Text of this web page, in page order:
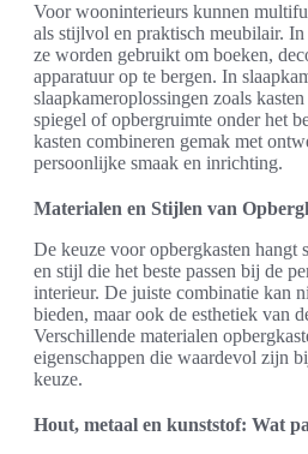
Voor wooninterieurs kunnen
als stijlvol en praktisch meubilair.
ze worden gebruikt om boeken,
apparatuur op te bergen. In
slaapkameroplossingen zoals
spiegel of opbergruimte onder het
kasten combineren gemak met
persoonlijke smaak en inrichting.
Materialen en Stijlen van
De keuze voor opbergkasten hangt
en stijl die het beste passen bij de
interieur. De juiste combinatie kan
bieden, maar ook de esthetiek van
Verschillende materialen
eigenschappen die waardevol zijn
keuze.
Hout, metaal en kunststof: Wat